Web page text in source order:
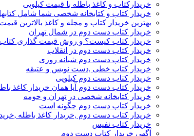
خریدارکتاب و کاغذ باطله با قیمت کیلویی
خریدار کتاب و کتابخانه شخصی شما شامل
بهترین خریدار کتاب و مجله و کاغذ بالاترین
خریدار کتاب دست دوم در شمال تهران
خریدار کتاب کیست؟ و روش قیمت گذاری
خریدار کتاب دست دوم در انقلاب
خریدار کتاب دست دوم شبانه روزی
خریدار کتاب خطی ,دست نویس و عتیقه
خریدار کتاب دست دوم کیلویی
خریدار کتاب دست دوم آیا همان خریدار کاغذ
خریدار کتابخانه شخصی در تهران و حومه
خریدار کتاب دست دوم چگونه است
خریدار کتاب دست دوم ,خریدار کاغذ باطله
خریدار کتاب نفیس
آگهی خریدار کتاب دست دوم